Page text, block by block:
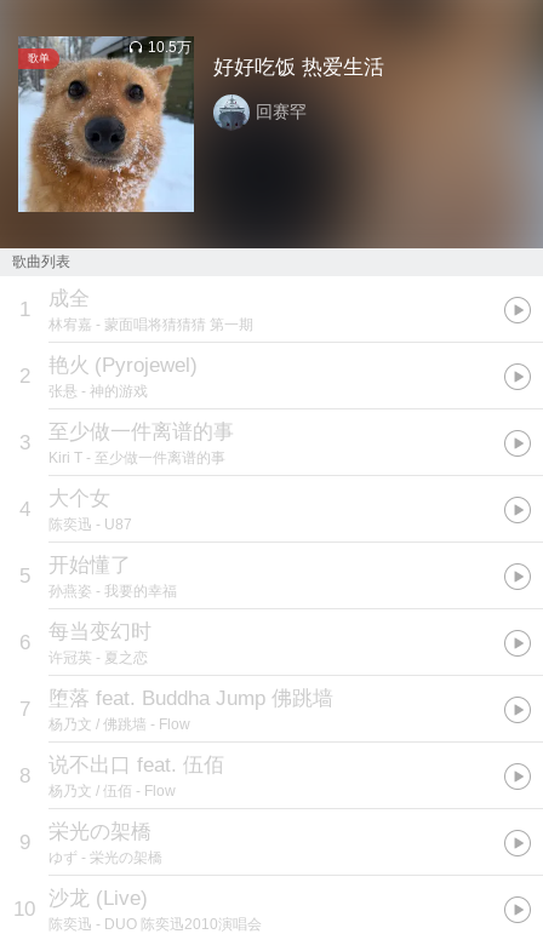
歌单
10.5万
好好吃饭 热爱生活
回赛罕
歌曲列表
1 成全
林宥嘉 - 蒙面唱将猜猜猜 第一期
2 艳火 (Pyrojewel)
张悬 - 神的游戏
3 至少做一件离谱的事
Kiri T - 至少做一件离谱的事
4 大个女
陈奕迅 - U87
5 开始懂了
孙燕姿 - 我要的幸福
6 每当变幻时
许冠英 - 夏之恋
7 堕落 feat. Buddha Jump 佛跳墙
杨乃文 / 佛跳墙 - Flow
8 说不出口 feat. 伍佰
杨乃文 / 伍佰 - Flow
9 栄光の架橋
ゆず - 栄光の架橋
10 沙龙 (Live)
陈奕迅 - DUO 陈奕迅2010演唱会